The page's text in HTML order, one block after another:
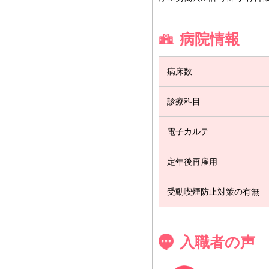
病院情報
病床数
診療科目
電子カルテ
定年後再雇用
受動喫煙防止対策の有無
入職者の声